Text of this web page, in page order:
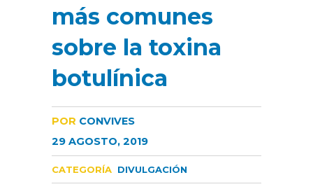
más comunes
sobre la toxina
botulínica
POR CONVIVES
29 AGOSTO, 2019
CATEGORÍA DIVULGACIÓN